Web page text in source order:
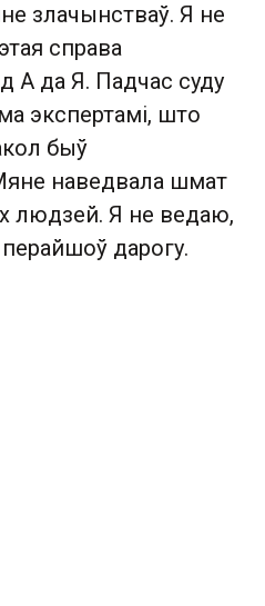
злачынстваў. Я не
справа
А да Я. Падчас суду
экспертамі, што
быў
наведвала шмат
людзей. Я не ведаю,
перайшоў дарогу.